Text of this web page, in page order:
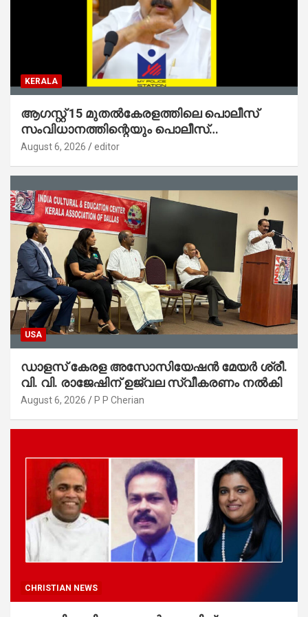
KERALA
ആഗസ്റ്റ് 15 മുതല്‍കേരളത്തിലെ പൊലീസ്
സംവിധാനത്തിന്റെയും പൊലീസ്
സ്റ്റേഷനുകളുടെയും മുഖഛായ മാറുകയാണ് :
August 6, 2026 editor
USA
ഡാളസ് കേരള അസോസിയേഷൻ മേയർ ശ്രീ.
വി. വി. രാജേഷിന് ഉജ്വല സ്വീകരണം നൽകി
August 6, 2026 P P Cherian
CHRISTIAN NEWS